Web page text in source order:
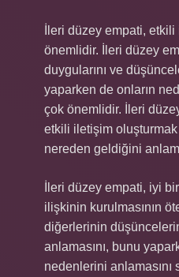
İleri düzey empati,
önemlidir. İleri düzey
duygularını ve
yaparken de onların
çok önemlidir. İleri
etkili iletişim
nereden geldiğini
İleri düzey empati, iyi
ilişkinin kurulmasının
diğerlerinin
anlamasını, bunu
nedenlerini anlamasını